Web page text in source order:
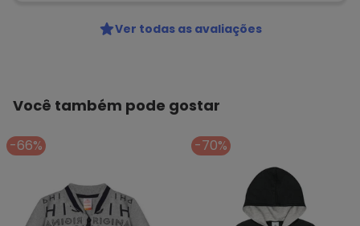
Ver todas as avaliações
Você também pode gostar
-66% -70%